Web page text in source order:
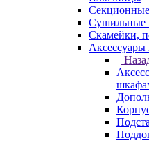
Сушильные
Скамейки,